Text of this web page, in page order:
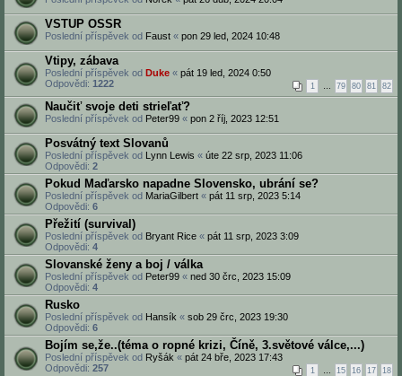
VSTUP OSSR
Poslední příspěvek od Faust « pon 29 led, 2024 10:48
Vtipy, zábava
Poslední příspěvek od Duke « pát 19 led, 2024 0:50
Odpovědi: 1222 1 … 79 80 81 82
Naučiť svoje deti strieľať?
Poslední příspěvek od Peter99 « pon 2 říj, 2023 12:51
Posvátný text Slovanů
Poslední příspěvek od Lynn Lewis « úte 22 srp, 2023 11:06
Odpovědi: 2
Pokud Maďarsko napadne Slovensko, ubrání se?
Poslední příspěvek od MariaGilbert « pát 11 srp, 2023 5:14
Odpovědi: 6
Přežití (survival)
Poslední příspěvek od Bryant Rice « pát 11 srp, 2023 3:09
Odpovědi: 4
Slovanské ženy a boj / válka
Poslední příspěvek od Peter99 « ned 30 črc, 2023 15:09
Odpovědi: 4
Rusko
Poslední příspěvek od Hansík « sob 29 črc, 2023 19:30
Odpovědi: 6
Bojím se,že..(téma o ropné krizi, Číně, 3.světové válce,...)
Poslední příspěvek od Ryšák « pát 24 bře, 2023 17:43
Odpovědi: 257 1 … 15 16 17 18